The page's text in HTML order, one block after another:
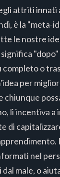
attriti innati
è la "meta-
le nostre
significa
completo o
per
chiunque
li incentiva a
di
nel
dal male, o